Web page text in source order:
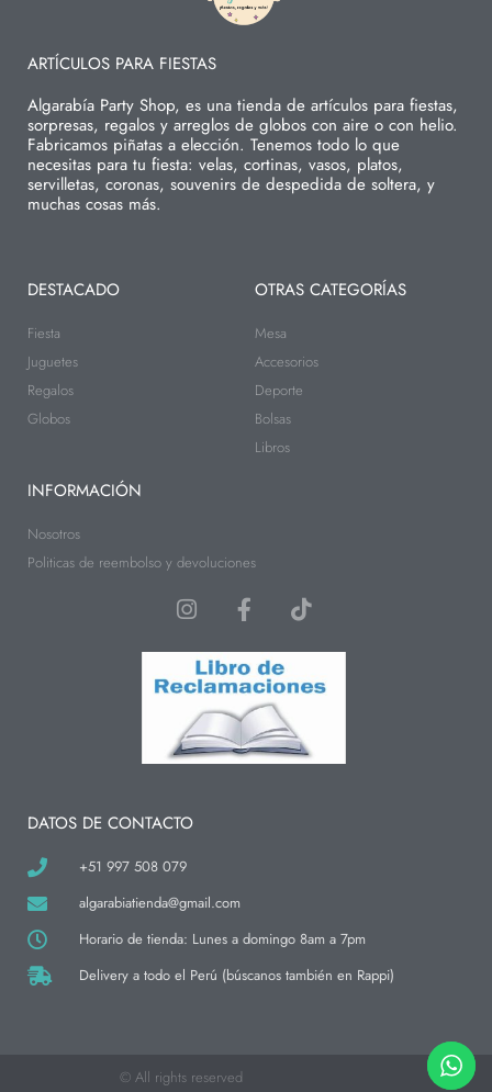
ARTÍCULOS PARA FIESTAS
Algarabía Party Shop, es una tienda de artículos para fiestas,
sorpresas, regalos y arreglos de globos con aire o con helio.
Fabricamos piñatas a elección. Tenemos todo lo que
necesitas para tu fiesta: velas, cortinas, vasos, platos,
servilletas, coronas, souvenirs de despedida de soltera, y
muchas cosas más.
DESTACADO
Fiesta
Juguetes
Regalos
Globos
OTRAS CATEGORÍAS
Mesa
Accesorios
Deporte
Bolsas
Libros
INFORMACIÓN
Nosotros
Politicas de reembolso y devoluciones
I
s
t
a
g
r
a
F
a
c
e
b
o
o
k
T
i
k
t
o
DATOS DE CONTACTO
+51 997 508 079
algarabiatienda@gmail.com
Horario de tienda: Lunes a domingo 8am a 7pm
Delivery a todo el Perú (búscanos también en Rappi)
© All rights reserved